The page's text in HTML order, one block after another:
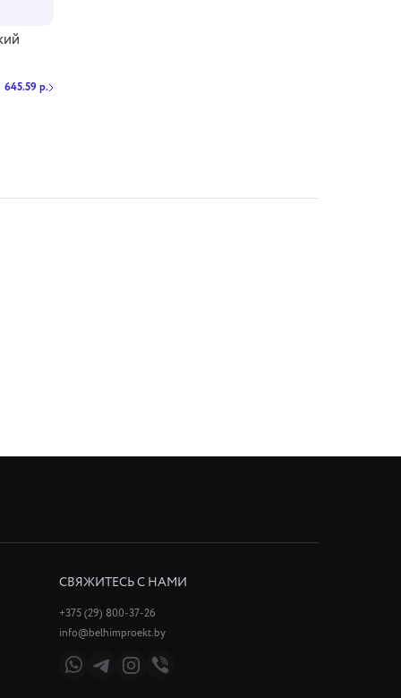
645.59 р.
СВЯЖИТЕСЬ С НАМИ
+375 (29) 800-37-26
info@belhimproekt.by